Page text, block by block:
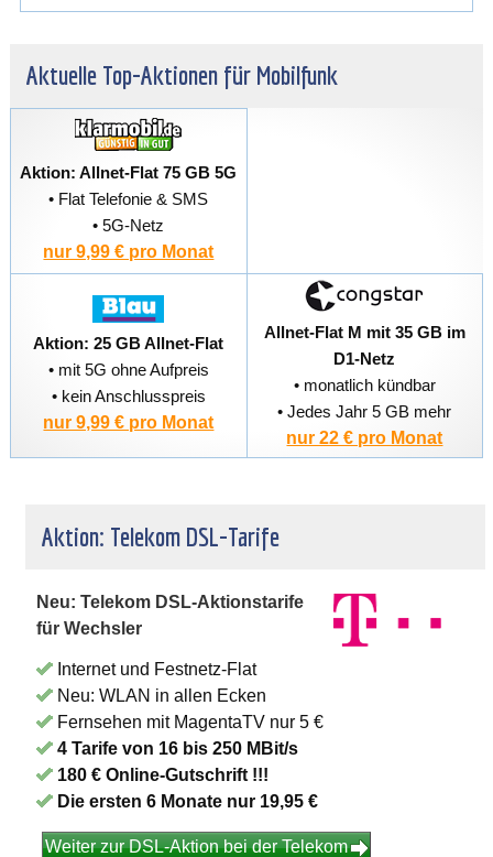
Aktuelle Top-Aktionen für Mobilfunk
Aktion: Allnet-Flat 75 GB 5G
• Flat Telefonie & SMS
• 5G-Netz
nur 9,99 € pro Monat
Aktion: 25 GB Allnet-Flat
• mit 5G ohne Aufpreis
• kein Anschlusspreis
nur 9,99 € pro Monat
Allnet-Flat M mit 35 GB im
D1-Netz
• monatlich kündbar
• Jedes Jahr 5 GB mehr
nur 22 € pro Monat
Aktion: Telekom DSL-Tarife
Neu: Telekom DSL-Aktionstarife
für Wechsler
Internet und Festnetz-Flat
Neu: WLAN in allen Ecken
Fernsehen mit MagentaTV nur 5 €
4 Tarife von 16 bis 250 MBit/s
180 € Online-Gutschrift !!!
Die ersten 6 Monate nur 19,95 €
Weiter zur DSL-Aktion bei der Telekom